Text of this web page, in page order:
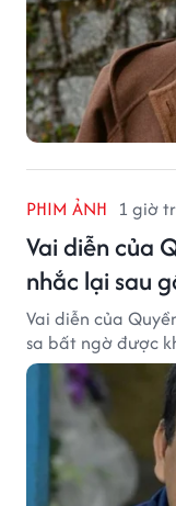
PHIM ẢNH 1 giờ
Vai diễn của
nhắc lại sau
Vai diễn của
sa bất ngờ được